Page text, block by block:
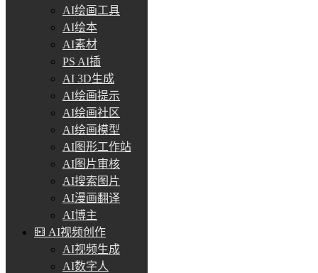
AI绘画工具
AI绘本
AI素材
PS AI插
AI 3D生成
AI绘画提示
AI绘画社区
AI绘画模型
AI图形工作站
AI图片审核
AI搜索图片
AI漫画翻译
AI博主
AI视频创作
AI视频生成
AI数字人